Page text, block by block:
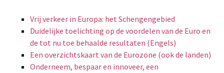
Vrij verkeer in Europa: het Schengengebied
Duidelijke toelichting op de voordelen van de Euro en
de tot nu toe behaalde resultaten (Engels)
Een overzichtskaart van de Eurozone (ook de landen)
Onderneem, bespaar en innoveer, een